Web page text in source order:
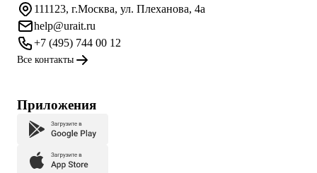
111123, г.Москва, ул. Плеханова, 4а
help@urait.ru
+7 (495) 744 00 12
Все контакты
Приложения